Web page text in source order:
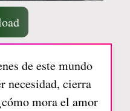
de este mundo
necesidad, cierra
mora el amor